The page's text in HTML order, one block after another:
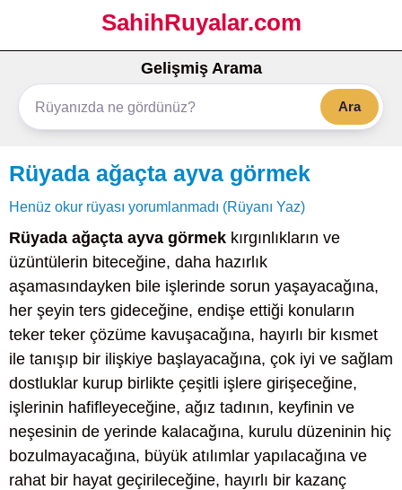
SahihRuyalar.com
Gelişmiş Arama
Ara
Rüyada ağaçta ayva görmek
Henüz okur rüyası yorumlanmadı (Rüyanı Yaz)
Rüyada ağaçta ayva görmek kırgınlıkların ve
üzüntülerin biteceğine, daha hazırlık
aşamasındayken bile işlerinde sorun yaşayacağına,
her şeyin ters gideceğine, endişe ettiği konuların
teker teker çözüme kavuşacağına, hayırlı bir kısmet
ile tanışıp bir ilişkiye başlayacağına, çok iyi ve sağlam
dostluklar kurup birlikte çeşitli işlere girişeceğine,
işlerinin hafifleyeceğine, ağız tadının, keyfinin ve
neşesinin de yerinde kalacağına, kurulu düzeninin hiç
bozulmayacağına, büyük atılımlar yapılacağına ve
rahat bir hayat geçirileceğine, hayırlı bir kazanç